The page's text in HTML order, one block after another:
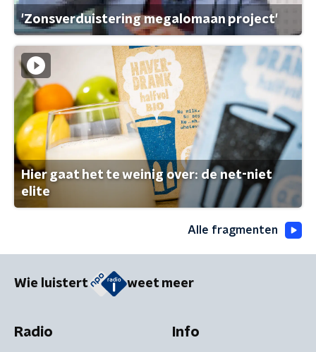
'Zonsverduistering megalomaan project'
Hier gaat het te weinig over: de net-niet
elite
Alle fragmenten
Wie luistert weet meer
Radio Info